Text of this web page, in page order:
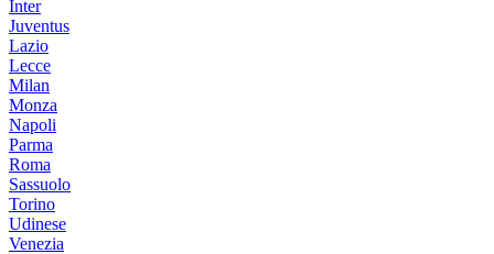
Inter
Juventus
Lazio
Lecce
Milan
Monza
Napoli
Parma
Roma
Sassuolo
Torino
Udinese
Venezia